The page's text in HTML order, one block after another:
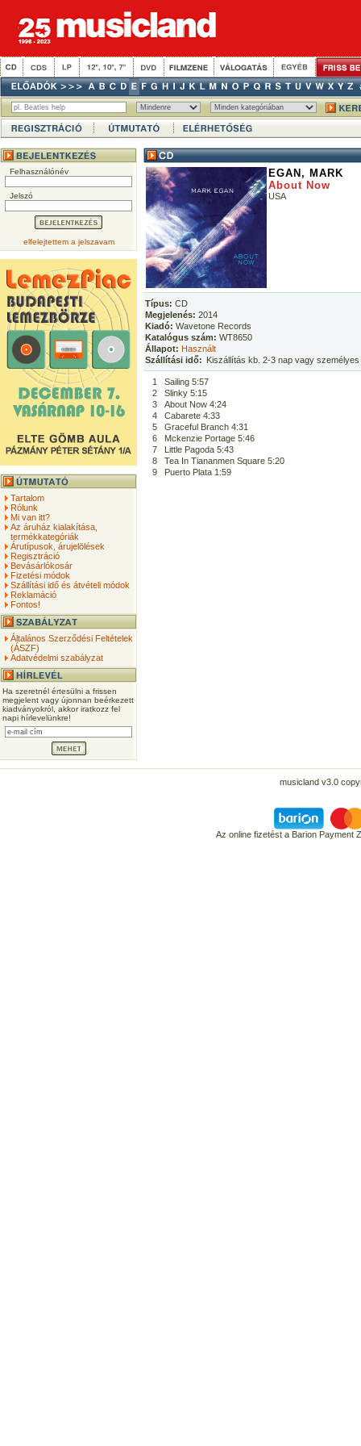
Felhasználónév
Jelszó
elfelejtettem a jelszavam
Tartalom
Rólunk
Mi van itt?
Az áruház kialakítása,
termékkategóriák
Árutípusok, árujelölések
Regisztráció
Bevásárlókosár
Fizetési módok
Szállítási idő és átvételi módok
Reklamáció
Fontos!
Általános Szerződési Feltételek
(ÁSZF)
Adatvédelmi szabályzat
Ha szeretnél értesülni a frissen
megjelent vagy újonnan beérkezett
kiadványokról, akkor iratkozz fel
napi hírlevelünkre!
EGAN, MARK
About Now
USA
Típus: CD
Megjelenés: 2014
Kiadó: Wavetone Records
Katalógus szám: WT8650
Állapot: Használt
Szállítási idő: Kiszállítás kb. 2-3 nap vagy
1
Sailing 5:57
2
Slinky 5:15
3
About Now 4:24
4
Cabarete 4:33
5
Graceful Branch 4:31
6
Mckenzie Portage 5:46
7
Little Pagoda 5:43
8
Tea In Tiananmen Square 5:20
9
Puerto Plata 1:59
musicland v3.0
Az online fizetést a Barion Payment